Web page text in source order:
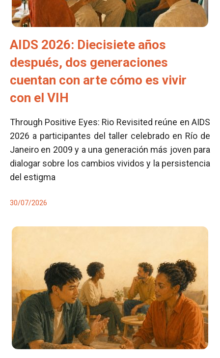
AIDS 2026: Diecisiete años
después, dos generaciones
cuentan con arte cómo es vivir
con el VIH
Through Positive Eyes: Rio Revisited reúne en AIDS
2026 a participantes del taller celebrado en Río de
Janeiro en 2009 y a una generación más joven para
dialogar sobre los cambios vividos y la persistencia
del estigma
30/07/2026